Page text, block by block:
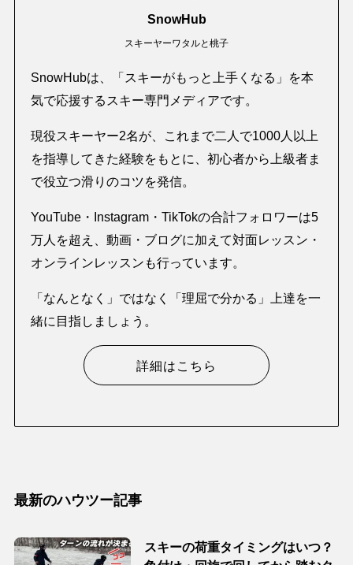
SnowHub
スキーヤーワタルと桃子
SnowHubは、「スキーがもっと上手くなる」を本
気で応援するスキー専門メディアです。
現役スキーヤー2名が、これまで二人で1000人以上
を指導してきた経験をもとに、初心者から上級者ま
で役立つ滑りのコツを発信。
YouTube・Instagram・TikTokの合計フォロワーは5
万人を超え、動画・ブログに加えて対面レッスン・
オンラインレッスンも行っています。
「なんとなく」ではなく「理屈で分かる」上達を一
緒に目指しましょう。
詳細はこちら
最新のハウツー記事
スキーの荷重タイミングはいつ？